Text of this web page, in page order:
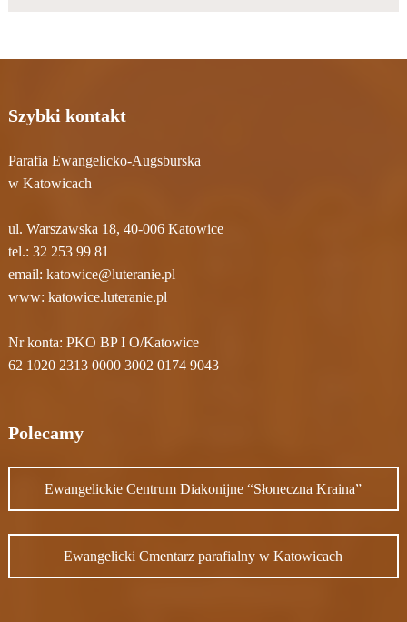
Szybki kontakt
Parafia Ewangelicko-Augsburska
w Katowicach
ul. Warszawska 18, 40-006 Katowice
tel.: 32 253 99 81
email: katowice@luteranie.pl
www: katowice.luteranie.pl
Nr konta: PKO BP I O/Katowice
62 1020 2313 0000 3002 0174 9043
Polecamy
Ewangelickie Centrum Diakonijne “Słoneczna Kraina”
Ewangelicki Cmentarz parafialny w Katowicach